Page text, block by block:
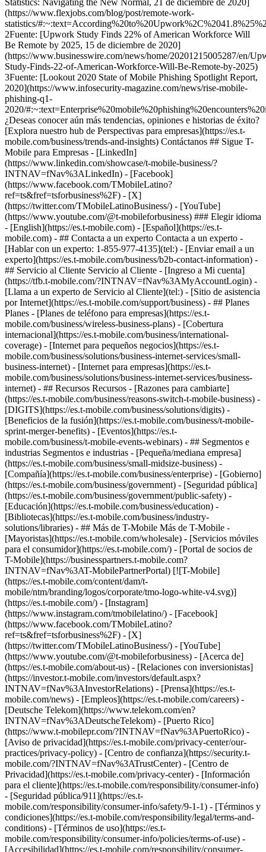
Statistics: Navigating the New Normal, 21 de diciembre de 2020]
(https://www.flexjobs.com/blog/post/remote-work-
statistics/
2Fuente: [Upwork Study Finds 22% of American Workforce Will
Be Remote by 2025, 15 de diciembre de 2020]
(https://www.businesswire.com/news/home/20201215005287/en/
Study-Finds-22-of-American-Workforce-Will-Be-Remote-by-2025)
3Fuente: [Lookout 2020 State of Mobile Phishing Spotlight Report,
2020](https://www.infosecurity-magazine.com/news/rise-mobile-
phishing-q1-
2020/
¿Deseas conocer aún más tendencias, opiniones e historias de éxito?
[Explora nuestro hub de Perspectivas para empresas](https://es.t-
mobile.com/business/trends-and-insights) Contáctanos ## Sigue T-
Mobile para Empresas - [LinkedIn]
(https://www.linkedin.com/showcase/t-mobile-business/?
INTNAV=fNav%3ALinkedIn) - [Facebook]
(https://www.facebook.com/TMobileLatino?
ref=ts&fref=tsforbusiness%2F) - [X]
(https://twitter.com/TMobileLatinoBusiness/) - [YouTube]
(https://www.youtube.com/@t-mobileforbusiness) ### Elegir idioma
- [English](https://es.t-mobile.com) - [Español](https://es.t-
mobile.com) - ## Contacta a un experto Contacta a un experto -
[Hablar con un experto: 1-855-977-4135](tel:) - [Enviar email a un
experto](https://es.t-mobile.com/business/b2b-contact-information) -
## Servicio al Cliente Servicio al Cliente - [Ingreso a Mi cuenta]
(https://tfb.t-mobile.com/?INTNAV=fNav%3AMyAccountLogin) -
[Llama a un experto de Servicio al Cliente](tel:) - [Sitio de asistencia
por Internet](https://es.t-mobile.com/support/business) - ## Planes
Planes - [Planes de teléfono para empresas](https://es.t-
mobile.com/business/wireless-business-plans) - [Cobertura
internacional](https://es.t-mobile.com/business/international-
coverage) - [Internet para pequeños negocios](https://es.t-
mobile.com/business/solutions/business-internet-services/small-
business-internet) - [Internet para empresas](https://es.t-
mobile.com/business/solutions/business-internet-services/business-
internet) - ## Recursos Recursos - [Razones para cambiarte]
(https://es.t-mobile.com/business/reasons-switch-t-mobile-business) -
[DIGITS](https://es.t-mobile.com/business/solutions/digits) -
[Beneficios de la fusión](https://es.t-mobile.com/business/t-mobile-
sprint-merger-benefits) - [Eventos](https://es.t-
mobile.com/business/t-mobile-events-webinars) - ## Segmentos e
industrias Segmentos e industrias - [Pequeña/mediana empresa]
(https://es.t-mobile.com/business/small-midsize-business) -
[Compañía](https://es.t-mobile.com/business/enterprise) - [Gobierno]
(https://es.t-mobile.com/business/government) - [Seguridad pública]
(https://es.t-mobile.com/business/government/public-safety) -
[Educación](https://es.t-mobile.com/business/education) -
[Bibliotecas](https://es.t-mobile.com/business/industry-
solutions/libraries) - ## Más de T-Mobile Más de T-Mobile -
[Mayoristas](https://es.t-mobile.com/wholesale) - [Servicios móviles
para el consumidor](https://es.t-mobile.com/) - [Portal de socios de
T-Mobile](https://businesspartners.t-mobile.com?
INTNAV=fNav%3AT-MobilePartnerPortal) [![T-Mobile]
(https://es.t-mobile.com/content/dam/t-
mobile/ntm/branding/logos/corporate/tmo-logo-white-v4.svg)]
(https://es.t-mobile.com/) - [Instagram]
(https://www.instagram.com/tmobilelatino/) - [Facebook]
(https://www.facebook.com/TMobileLatino?
ref=ts&fref=tsforbusiness%2F) - [X]
(https://twitter.com/TMobileLatinoBusiness/) - [YouTube]
(https://www.youtube.com/@t-mobileforbusiness) - [Acerca de]
(https://es.t-mobile.com/about-us) - [Relaciones con inversionistas]
(https://investor.t-mobile.com/investors/default.aspx?
INTNAV=fNav%3AInvestorRelations) - [Prensa](https://es.t-
mobile.com/news) - [Empleos](https://es.t-mobile.com/careers) -
[Deutsche Telekom](https://www.telekom.com/en?
INTNAV=fNav%3ADeutscheTelekom) - [Puerto Rico]
(https://www.t-mobilepr.com/?INTNAV=fNav%3APuertoRico) -
[Aviso de privacidad](https://es.t-mobile.com/privacy-center/our-
practices/privacy-policy) - [Centro de confianza](https://security.t-
mobile.com/?INTNAV=fNav%3ATrustCenter) - [Centro de
Privacidad](https://es.t-mobile.com/privacy-center) - [Información
para el cliente](https://es.t-mobile.com/responsibility/consumer-info)
- [Seguridad pública/911](https://es.t-
mobile.com/responsibility/consumer-info/safety/9-1-1) - [Términos y
condiciones](https://es.t-mobile.com/responsibility/legal/terms-and-
conditions) - [Términos de uso](https://es.t-
mobile.com/responsibility/consumer-info/policies/terms-of-use) -
[Accesibilidad](https://es.t-mobile.com/responsibility/consumer-